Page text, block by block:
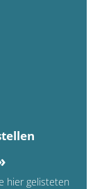
hier gelisteten